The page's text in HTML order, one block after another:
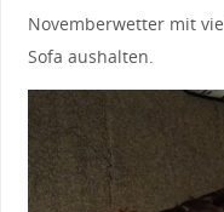
Novemberwetter mit
Sofa aushalten.